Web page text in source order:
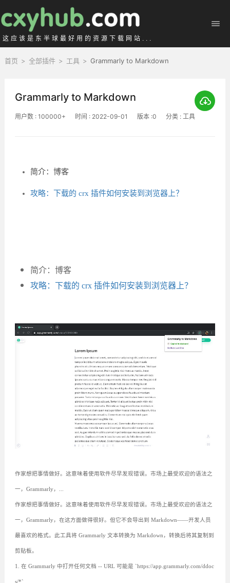
这应该是东半球最好用的资源下载网站...
首页 > 全部插件 > 工具 > Grammarly to Markdown
Grammarly to Markdown
用户数 : 100000+ 时间 : 2022-09-01 版本 :0 分类 : 工具
简介：博客
攻略：下载的 crx 插件如何安装到浏览器上？
简介：博客
攻略：下载的 crx 插件如何安装到浏览器上？
作家想把事情做好。这意味着使用软件尽早发现错误。市场上最受欢迎的语法之
一，Grammarly，...
作家想把事情做好。这意味着使用软件尽早发现错误。市场上最受欢迎的语法之
一，Grammarly，在这方面做得很好。但它不会导出到 Markdown——开发人员
最喜欢的格式。此工具将 Grammarly 文本转换为 Markdown，转换后将其复制到
剪贴板。
1. 在 Grammarly 中打开任何文档 -- URL 可能是 `https://app.grammarly.com/ddoc
s/*`